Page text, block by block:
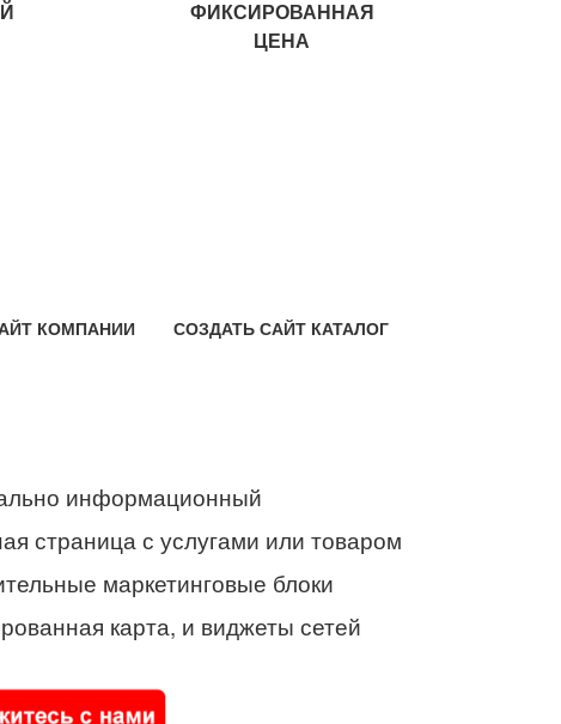
ФИКСИРОВАННАЯ
ЦЕНА
КОМПАНИИ СОЗДАТЬ САЙТ КАТАЛОГ
информационный
страница с услугами или товаром
маркетинговые блоки
карта, и виджеты сетей